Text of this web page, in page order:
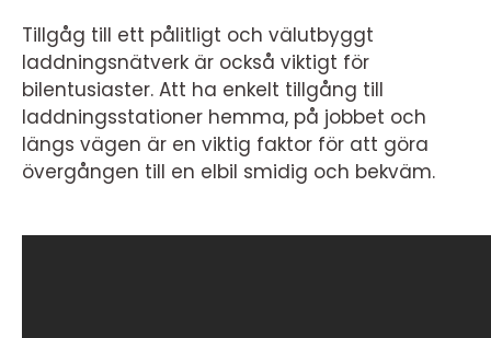
Tillgåg till ett pålitligt och välutbyggt
laddningsnätverk är också viktigt för
bilentusiaster. Att ha enkelt tillgång till
laddningsstationer hemma, på jobbet och
längs vägen är en viktig faktor för att göra
övergången till en elbil smidig och bekväm.